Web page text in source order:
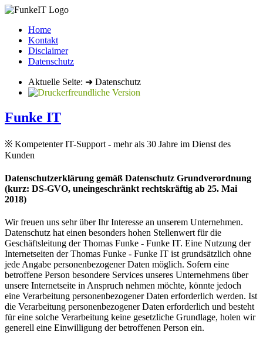
Home
Kontakt
Disclaimer
Datenschutz
Aktuelle Seite: ➜ Datenschutz
Funke IT
※ Kompetenter IT-Support - mehr als 30 Jahre im Dienst des
Kunden
Datenschutzerklärung gemäß Datenschutz Grundverordnung
(kurz: DS-GVO, uneingeschränkt rechtskräftig ab 25. Mai
2018)
Wir freuen uns sehr über Ihr Interesse an unserem Unternehmen.
Datenschutz hat einen besonders hohen Stellenwert für die
Geschäftsleitung der Thomas Funke - Funke IT. Eine Nutzung der
Internetseiten der Thomas Funke - Funke IT ist grundsätzlich ohne
jede Angabe personenbezogener Daten möglich. Sofern eine
betroffene Person besondere Services unseres Unternehmens über
unsere Internetseite in Anspruch nehmen möchte, könnte jedoch
eine Verarbeitung personenbezogener Daten erforderlich werden. Ist
die Verarbeitung personenbezogener Daten erforderlich und besteht
für eine solche Verarbeitung keine gesetzliche Grundlage, holen wir
generell eine Einwilligung der betroffenen Person ein.